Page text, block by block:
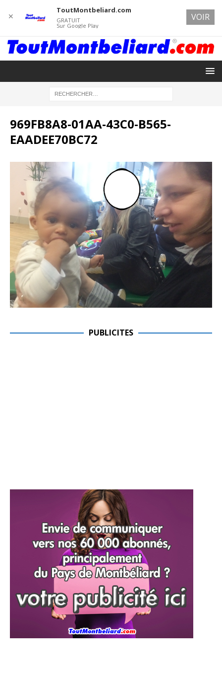
969FB8A8-01AA-43C0-B565-
EAADEE70BC72
PUBLICITES
✕
ToutMontbeliard.com
GRATUIT
Sur Google Play
VOIR